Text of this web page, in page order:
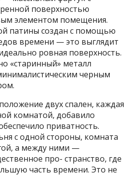
поверхностью
элементом помещения.
патины создан с помощью
времени — это выглядит
ровная поверхность.
«старинный» металл
черным
двух спален, каждая
комнатой, добавило
приватность.
с одной стороны, комната
а между ними —
про- странство, где
часть времени. Это не